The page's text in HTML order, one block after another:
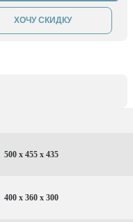
ХОЧУ СКИДКУ
500 x 455 x 435
400 x 360 x 300